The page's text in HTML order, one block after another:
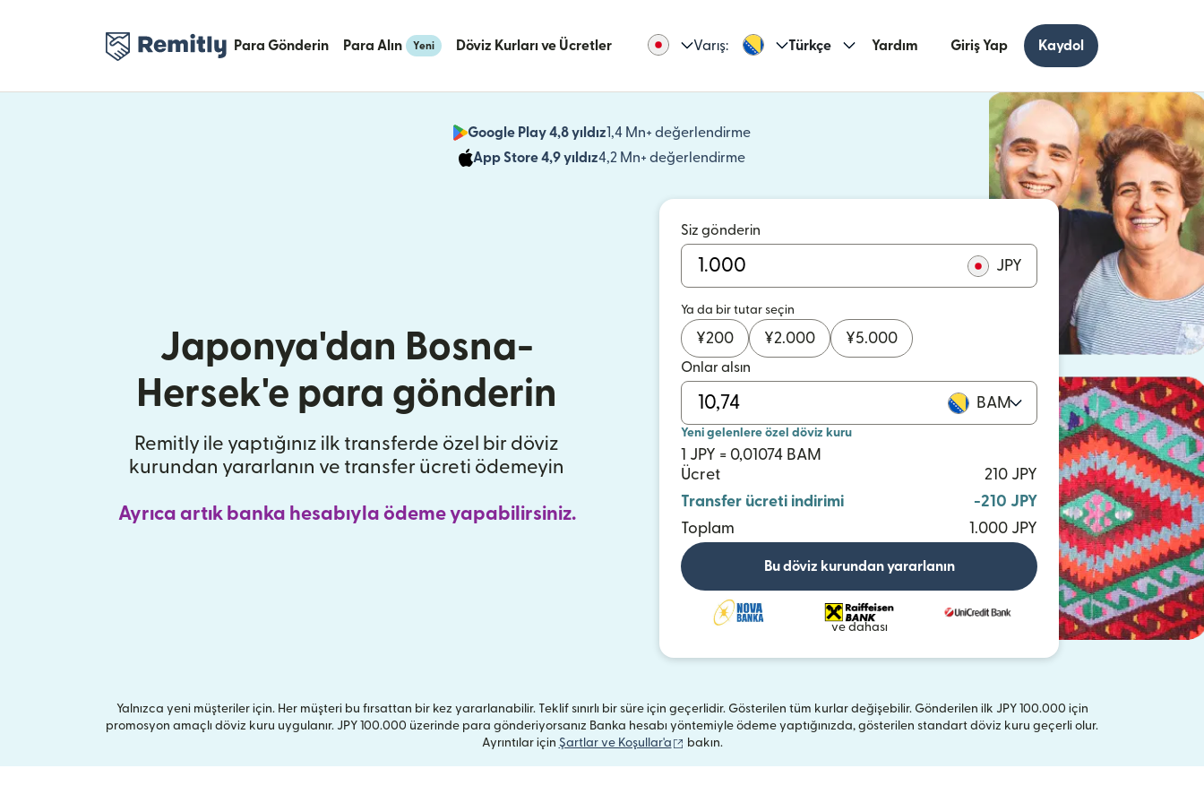
Para Gönderin Para Alın Yeni Döviz Kurları ve Ücretler Varış: Türkçe Yardım Giriş Yap Kaydol
Google Play 4,8 yıldız1,4 Mn+ değerlendirme
App Store 4,9 yıldız4,2 Mn+ değerlendirme
Japonya'dan Bosna-
Hersek'e para gönderin
Remitly ile yaptığınız ilk transferde özel bir döviz
kurundan yararlanın ve transfer ücreti ödemeyin
Ayrıca artık banka hesabıyla ödeme yapabilirsiniz.
Siz gönderin
JPY
Ya da bir tutar seçin
¥200 ¥2.000 ¥5.000
Onlar alsın
BAM
Yeni gelenlere özel döviz kuru
1 JPY = 0,01074 BAM
Ücret
210 JPY
Transfer ücreti indirimi
-210 JPY
Toplam
1.000 JPY
Bu döviz kurundan yararlanın
ve dahası
Yalnızca yeni müşteriler için. Her müşteri bu fırsattan bir kez yararlanabilir. Teklif sınırlı bir süre için geçerlidir. Gösterilen tüm kurlar değişebilir. Gönderilen ilk JPY 100.000 için
promosyon amaçlı döviz kuru uygulanır. JPY 100.000 üzerinde para gönderiyorsanız Banka hesabı yöntemiyle ödeme yaptığınızda, gösterilen standart döviz kuru geçerli olur.
Ayrıntılar için Şartlar ve Koşullar'a (yeni pencerede açılır)
bakın.